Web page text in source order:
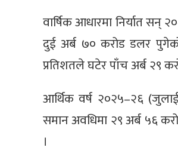
वार्षिक आधारमा निर्यात
दुई अर्ब ७० करोड डलर
प्रतिशतले घटेर पाँच अर्ब २९
आर्थिक वर्ष २०२५–२६
समान अवधिमा २९ अर्ब ५६
।